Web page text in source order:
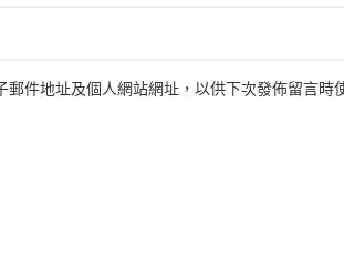
郵件地址及個人網站網址，以供下次發佈留言時